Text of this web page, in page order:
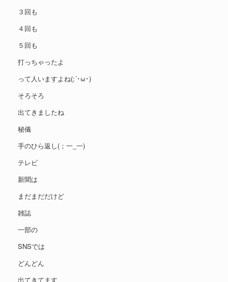
３回も
４回も
５回も
打っちゃったよ
って人いますよね(;´･ω･)
そろそろ
出てきましたね
秘儀
手のひら返し(；一_一)
テレビ
新聞は
まだまだだけど
雑誌
一部の
SNSでは
どんどん
出てきてます